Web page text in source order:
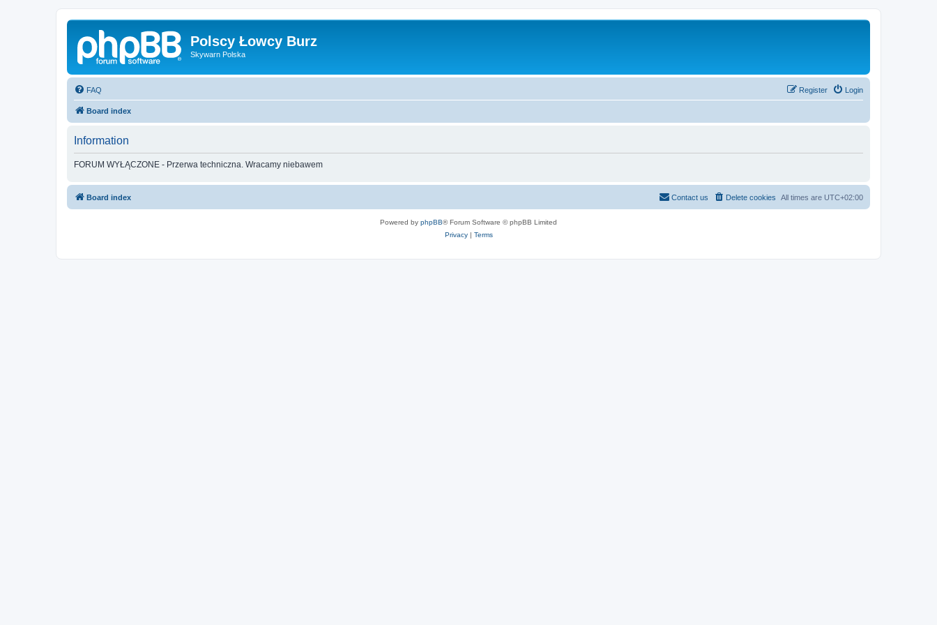
Polscy Łowcy Burz
Skywarn Polska
FAQ Login
Register
Board index
Information
FORUM WYŁĄCZONE - Przerwa techniczna. Wracamy niebawem
Board index All times are UTC+02:00
Delete cookies
Contact us
Powered by phpBB® Forum Software © phpBB Limited
Privacy| Terms